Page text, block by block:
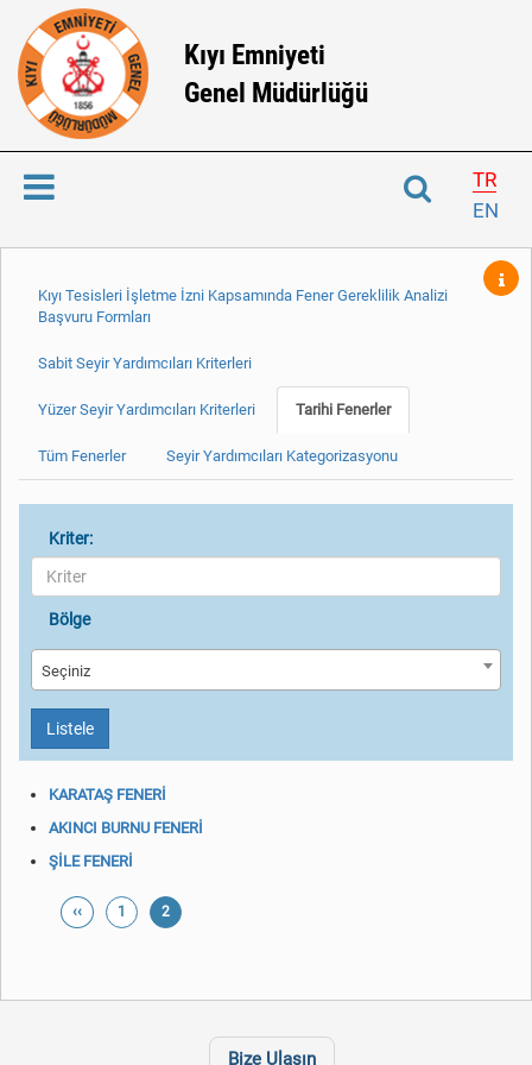
Kıyı Emniyeti
Genel Müdürlüğü
TR
EN
Kıyı Tesisleri İşletme İzni Kapsamında Fener Gereklilik Analizi
Başvuru Formları
Sabit Seyir Yardımcıları Kriterleri
Yüzer Seyir Yardımcıları Kriterleri Tarihi Fenerler
Tüm Fenerler Seyir Yardımcıları Kategorizasyonu
Kriter:
Bölge
Seçiniz
Listele
KARATAŞ FENERİ
AKINCI BURNU FENERİ
ŞİLE FENERİ
‹‹ 1 2
Bize Ulaşın